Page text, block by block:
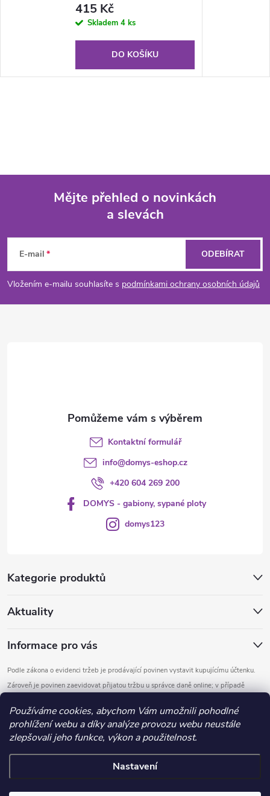
Používáme cookies, abychom Vám umožnili pohodlné
prohlížení webu a díky analýze provozu webu neustále
zlepšovali jeho funkce, výkon a použitelnost.
Nastavení
415 Kč
Skladem 4 ks
DO KOŠÍKU
p
a
Mějte přehled o novinkách
a slevách
E-mail
Vložením e-mailu souhlasíte s podmínkami ochrany osobních údajů
ODEBÍRAT
Kategorie produktů
Aktuality
Informace pro vás
Podle zákona o evidenci tržeb je prodávající povinen vystavit kupujícímu účtenku.
Zároveň je povinen zaevidovat přijatou tržbu u správce daně online; v případě
Kontaktní formulář
info@domys-eshop.cz
+420 604 269 200
DOMYS - gabiony, sypané ploty
domys123
Vytvořil Shoptet
Copyright 2026DOMYS. Všechna práva vyhrazena.